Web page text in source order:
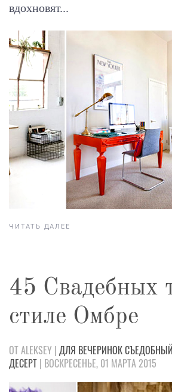
вдохновят...
ЧИТАТЬ ДАЛЕЕ
45 Свадебных
стиле Омбре
ОТ ALEKSEY | ДЛЯ ВЕЧЕРИНОК
ДЕСЕРТ | ВОСКРЕСЕНЬЕ, 01 МАРТА 2015